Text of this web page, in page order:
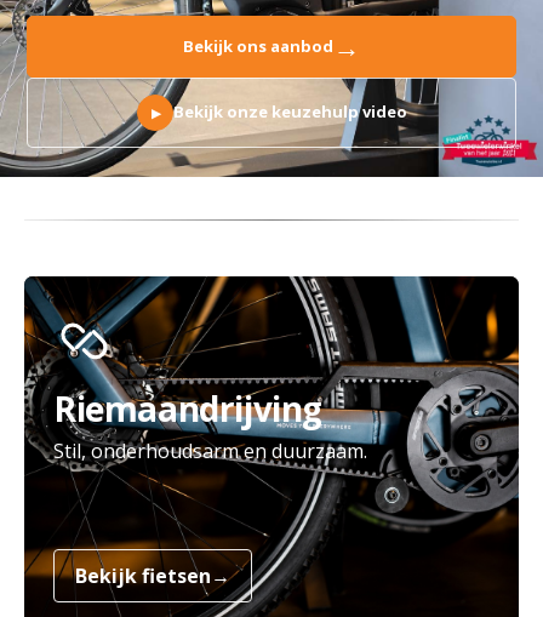
Bekijk ons aanbod →
▶ Bekijk onze keuzehulp video
Riemaandrijving
Stil, onderhoudsarm en duurzaam.
Bekijk fietsen→